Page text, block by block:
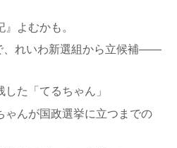
』よむかも。
、れいわ新選組から立候補――
た「てるちゃん」
ゃんが国政選挙に立つまでの